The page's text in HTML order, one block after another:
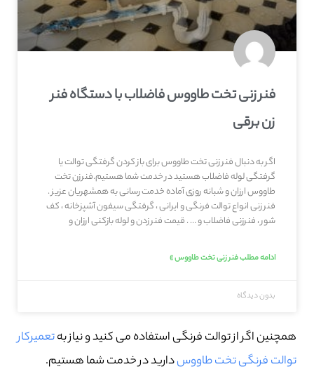
فنر زنی تخت طاووس فاضلاب با دستگاه فنر
زن برقی
اگر به دنبال فنر زنی تخت طاووس برای باز کردن گرفتگی توالت یا
گرفتگی لوله فاضلاب هستید در خدمت شما هستیم.فنرزن تخت
طاووس ارزان و شبانه روزی آماده خدمت رسانی به همشهریان عزیز .
فنر زنی انواع توالت فرنگی و ایرانی ، گرفتگی سیفون آشپزخانه ، کف
شور ، فنرزنی فاضلاب و … . قیمت فنر زدن و لوله بازکنی ارزان و
ادامه مطلب فنر زنی تخت طاووس »
بدون دیدگاه
همچنین اگر از توالت فرنگی استفاده می کنید و نیاز بهتعمیرکار
توالت فرنگی تخت طاووسدارید در خدمت شما هستیم.